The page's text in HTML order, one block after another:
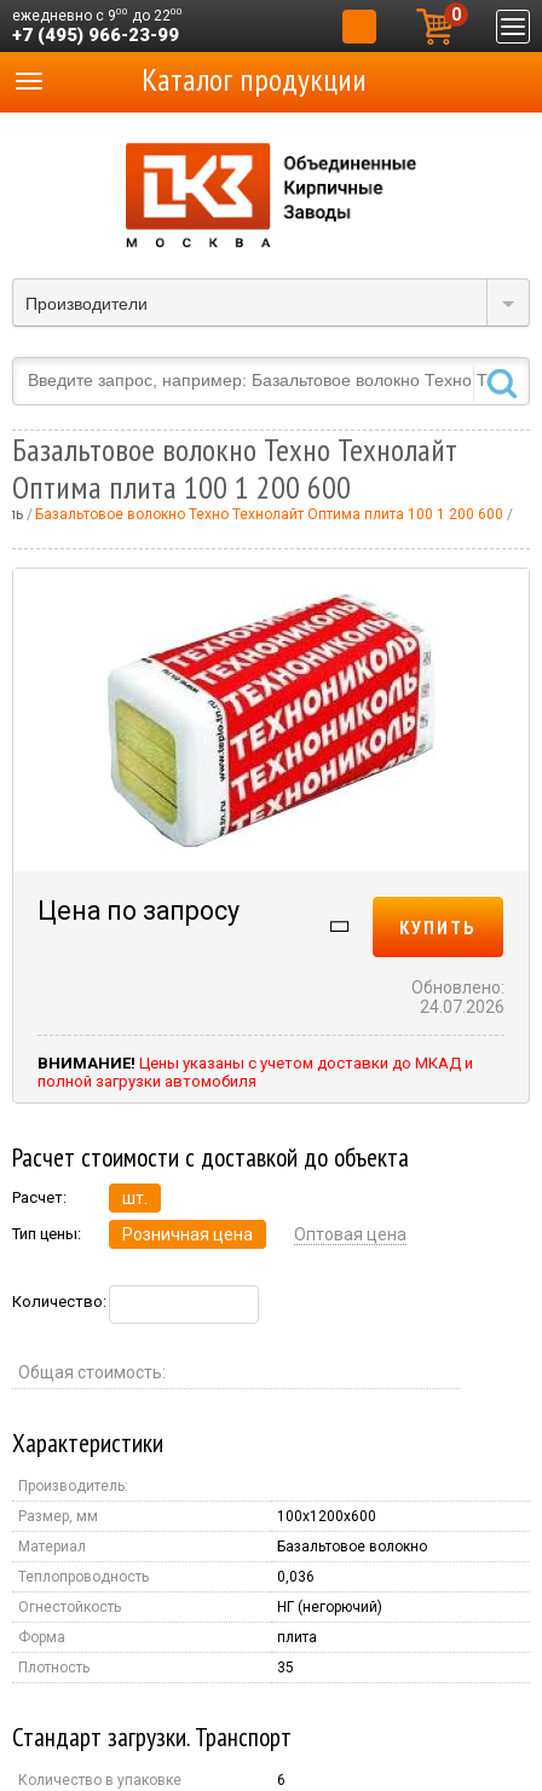
ежедневно с 900 до 2200
+7 (495) 966-23-99
0
Производители
Каталог продукции
Базальтовое волокно Техно Технолайт
Оптима плита 100 1 200 600
Базальтовое волокно Техно Технолайт Оптима плита 100 1 200 600
Цена по запросу
КУПИТЬ
Обновлено:
24.07.2026
ВНИМАНИЕ! Цены указаны с учетом доставки до МКАД и
полной загрузки автомобиля
Расчет стоимости с доставкой до объекта
Расчет: шт.
Тип цены: Розничная цена Оптовая цена
Количество:
Общая стоимость:
Характеристики
Производитель:
Размер, мм
100x1200x600
Материал
Базальтовое волокно
Теплопроводность
0,036
Огнестойкость
НГ (негорючий)
Форма
плита
Плотность
35
Стандарт загрузки. Транспорт
Количество в упаковке
6